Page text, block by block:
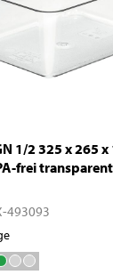
1/2 325 x 265
frei transparent
493093